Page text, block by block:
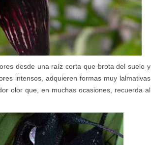
desde una raíz corta que brota del suelo y
intensos, adquieren formas muy lalmativas
olor que, en muchas ocasiones, recuerda al